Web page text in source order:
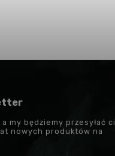
my będziemy przesyłać ci
nowych produktów na